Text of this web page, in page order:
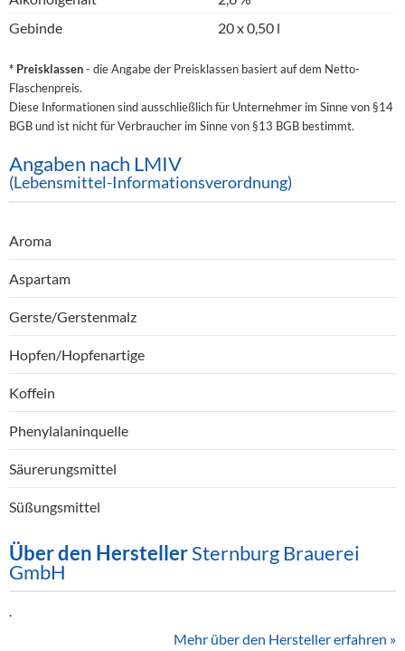
Gebinde
20 x 0,50 l
* Preisklassen- die Angabe der Preisklassen basiert auf dem Netto-
Flaschenpreis.
Diese Informationen sind ausschließlich für Unternehmer im Sinne von §14
BGB und ist nicht für Verbraucher im Sinne von §13 BGB bestimmt.
Angaben nach LMIV
(Lebensmittel-Informationsverordnung)
Aroma
Aspartam
Gerste/Gerstenmalz
Hopfen/Hopfenartige
Koffein
Phenylalaninquelle
Säurerungsmittel
Süßungsmittel
Über den HerstellerSternburg Brauerei
GmbH
Mehr über den Hersteller erfahren »